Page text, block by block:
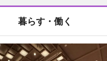
暮らす・働く